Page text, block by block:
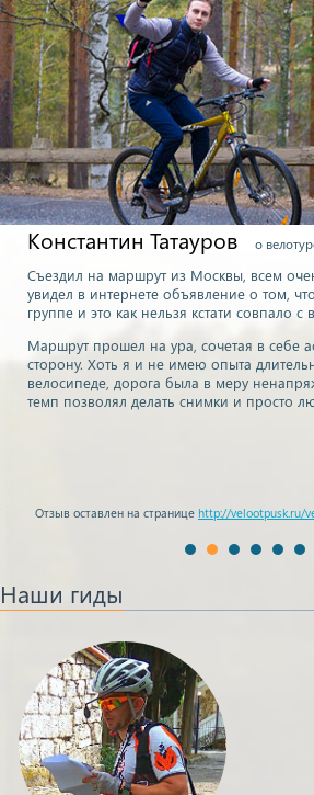
Татьяна Комарова о велотуре
Вело Иматра - первая большая
Финляндии межсезонье, снежок много
велодорожки в целом уже готовы! Хотя
Всем-всем-всем!! Большое спасибо за
Наши гиды